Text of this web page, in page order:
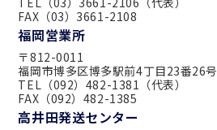
FAX（03）3661-2108
福岡営業所
〒812-0011
福岡市博多区博多駅前4丁目23番26号
TEL（092）482-1381（代表）
FAX（092）482-1385
高井田発送センター